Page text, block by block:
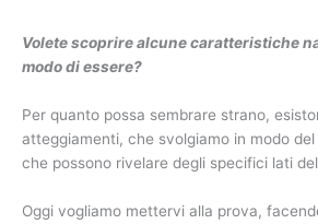
Volete scoprire alcune caratteristiche
modo di essere?
Per quanto possa sembrare strano,
atteggiamenti, che svolgiamo in modo
che possono rivelare degli specifici lati
Oggi vogliamo mettervi alla prova,